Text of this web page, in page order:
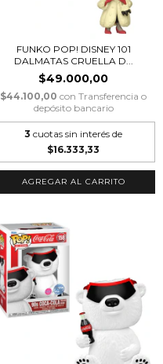
FUNKO POP! DISNEY 101
DALMATAS CRUELLA D...
$49.000,00
$44.100,00 con Transferencia o
depósito bancario
3 cuotas sin interés de
$16.333,33